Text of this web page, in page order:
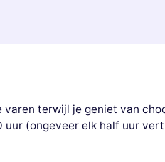
terwijl je geniet van
(ongeveer elk half uur